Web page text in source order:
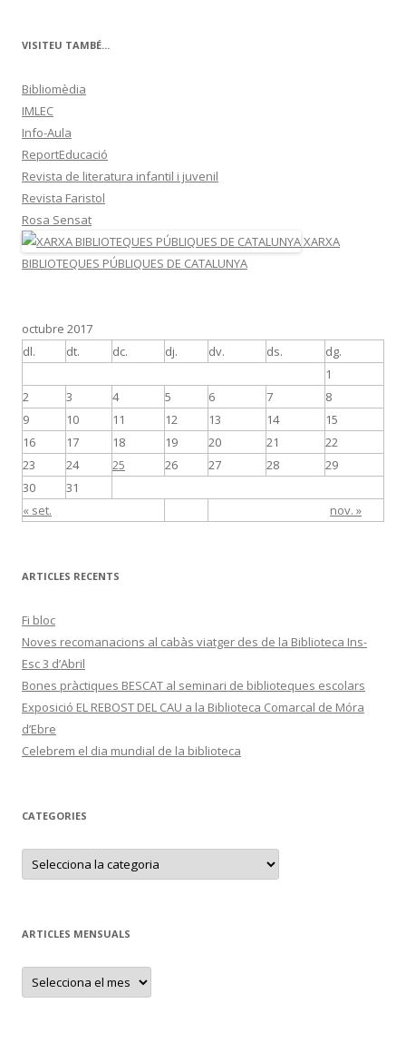
VISITEU TAMBÉ...
Bibliomèdia
IMLEC
Info-Aula
ReportEducació
Revista de literatura infantil i juvenil
Revista Faristol
Rosa Sensat
XARXA
BIBLIOTEQUES PÚBLIQUES DE CATALUNYA
octubre 2017
dl.
dt. dc. dj. dv. ds. dg.
« set. nov. »
1
2
3 4 5 6 7
8
9
10 11 12 13 14
15
16
17 18 19 20 21
22
23
24 25 26 27 28
29
30
31
ARTICLES RECENTS
Fi bloc
Noves recomanacions al cabàs viatger des de la Biblioteca Ins-
Esc 3 d’Abril
Bones pràctiques BESCAT al seminari de biblioteques escolars
Exposició EL REBOST DEL CAU a la Biblioteca Comarcal de Móra
d’Ebre
Celebrem el dia mundial de la biblioteca
CATEGORIES
C
t
r
i
s
ARTICLES MENSUALS
A
t